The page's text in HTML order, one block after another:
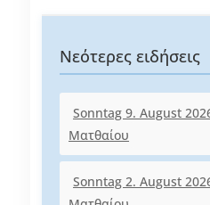
Νεότερες ειδήσεις
Sonntag 9. August
Ματθαίου
Sonntag 2. August